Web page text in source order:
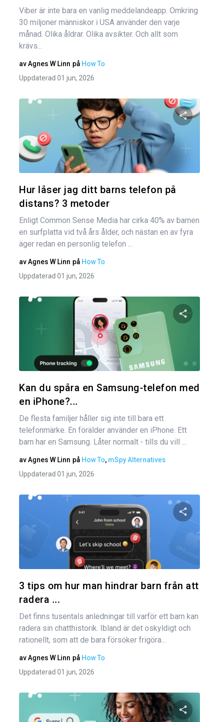
Viber är inte bara en vanlig meddelandeapp. Omkring
30 miljoner människor i USA använder den varje
månad. Olika åldrar. Olika avsikter. Och allt som
krävs...
avAgnes W Linn på How To
Uppdaterad 01 jun, 2026
Hur låser jag ditt barns telefon på
distans? 3 metoder
Enligt Common Sense Media har cirka 40% av barnen
en surfplatta vid två års ålder, och nästan en av fyra
äger redan en personlig telefon ...
avAgnes W Linn på How To
Uppdaterad 01 jun, 2026
Kan du spåra en Samsung-telefon med
en iPhone?...
De flesta familjer håller sig inte till bara ett
telefonmärke. En förälder använder en iPhone. Ett
barn har en Samsung. Låter normalt - tills du vill ...
avAgnes W Linn på How To, mSpy Alternatives
Uppdaterad 01 jun, 2026
Dela
3 tips om hur man hindrar barn från att
radera ...
Det finns tusentals anledningar till varför ett barn kan
radera sin chatthistorik. Ibland är det oskyldigt och
rationellt, som att de bara försöker frigöra...
avAgnes W Linn på How To
Uppdaterad 01 jun, 2026